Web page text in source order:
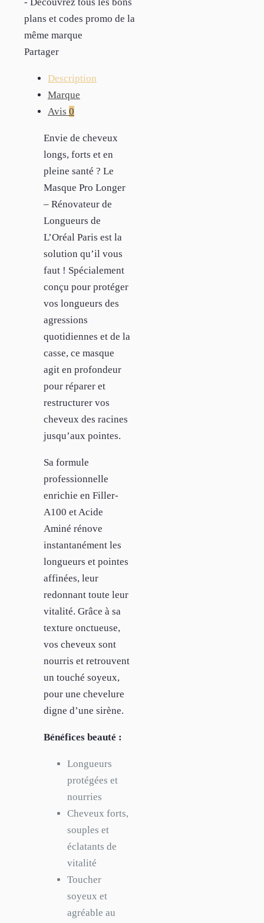
plans et codes promo de la
même marque
Partager
Description
Marque
Avis 0
Envie de cheveux
longs, forts et en
pleine santé ? Le
Masque Pro Longer
– Rénovateur de
Longueurs de
L’Oréal Paris est la
solution qu’il vous
faut ! Spécialement
conçu pour protéger
vos longueurs des
agressions
quotidiennes et de la
casse, ce masque
agit en profondeur
pour réparer et
restructurer vos
cheveux des racines
jusqu’aux pointes.
Sa formule
professionnelle
enrichie en Filler-
A100 et Acide
Aminé rénove
instantanément les
longueurs et pointes
affinées, leur
redonnant toute leur
vitalité. Grâce à sa
texture onctueuse,
vos cheveux sont
nourris et retrouvent
un touché soyeux,
pour une chevelure
digne d’une sirène.
Bénéfices beauté :
Longueurs
protégées et
nourries
Cheveux forts,
souples et
éclatants de
vitalité
Toucher
soyeux et
agréable au